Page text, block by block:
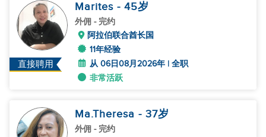
直接聘用
Marites - 45岁
外佣 - 完约
阿拉伯联合酋长国
11年经验
从 06日08月2026年 | 全职
非常活跃
Ma.Theresa - 37岁
外佣 - 完约